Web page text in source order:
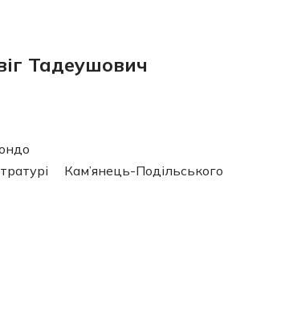
Тадеушович
Кам’янець-Подільського